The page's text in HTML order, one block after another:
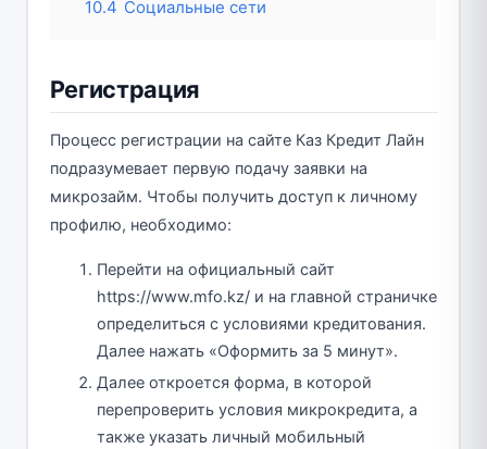
10.4 Социальные сети
Регистрация
Процесс регистрации на сайте Каз Кредит Лайн
подразумевает первую подачу заявки на
микрозайм. Чтобы получить доступ к личному
профилю, необходимо:
Перейти на официальный сайт
https://www.mfo.kz/ и на главной страничке
определиться с условиями кредитования.
Далее нажать «Оформить за 5 минут».
Далее откроется форма, в которой
перепроверить условия микрокредита, а
также указать личный мобильный